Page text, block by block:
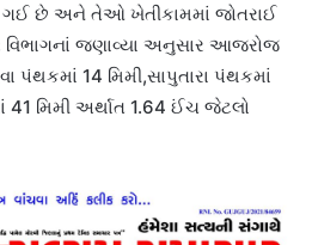
ગઈ છે અને તેઓ ખેતીકામમાં જોતરાઈ
વિભાગનાં જણાવ્યા અનુસાર આજરોજ
પંથકમાં 14 મિમી,સાપુતારા પંથકમાં
મિમી અર્થાત 1.64 ઈંચ જેટલો